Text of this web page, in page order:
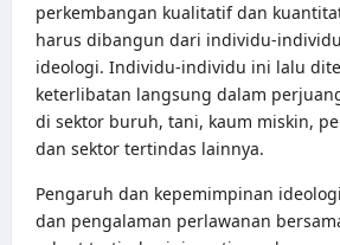
perkembangan kualitatif dan
harus dibangun dari individu-
ideologi. Individu-individu ini lalu
keterlibatan langsung dalam
di sektor buruh, tani, kaum miskin,
dan sektor tertindas lainnya.
Pengaruh dan kepemimpinan
dan pengalaman perlawanan